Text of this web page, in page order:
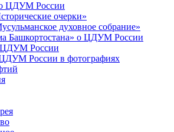
ЦДУМ России
очерки»
духовное собрание»
Башкортостана» о ЦДУМ России
России
России в фотографиях